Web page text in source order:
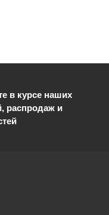
в курсе наших
распродаж и